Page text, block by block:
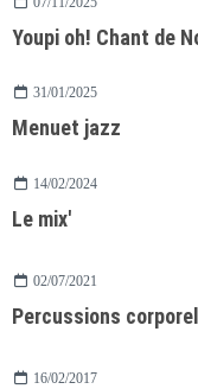
Youpi oh! Chant de
31/01/2025
Menuet jazz
14/02/2024
Le mix'
02/07/2021
Percussions
16/02/2017